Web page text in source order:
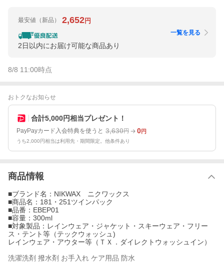
最安値 （新品） 2,652円
2日以内にお届け可能な商品あり
一覧を見る
8/8 11:00時点
おトクなお知らせ
合計5,000円相当プレゼント！
PayPayカード入会特典を使うと 3,630円 0円
うち2,000円相当は利用先・期間限定。他条件あり
商品情報
■ブランド名：NIKWAX ニクワックス
■商品名：181・251ツインパック
■品番：EBEP01
■容量：300ml
■対象製品：レインウェア・ジャケット・スキーウェア・フリー
ス・テント等（テックウォッシュ)
レインウェア・アウター等（ＴＸ．ダイレクトウォッシュイン）
洗濯洗剤 撥水剤 お手入れ ケア用品 防水